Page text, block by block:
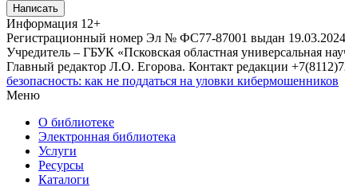
Написать
Информация 12+
Регистрационный номер Эл № ФС77-87001 выдан
Учредитель – ГБУК «Псковская областная универсальная
Главный редактор Л.О. Егорова. Контакт редакции
безопасность: как не поддаться на уловки кибермошенников
Меню
О библиотеке
Электронная библиотека
Услуги
Ресурсы
Каталоги